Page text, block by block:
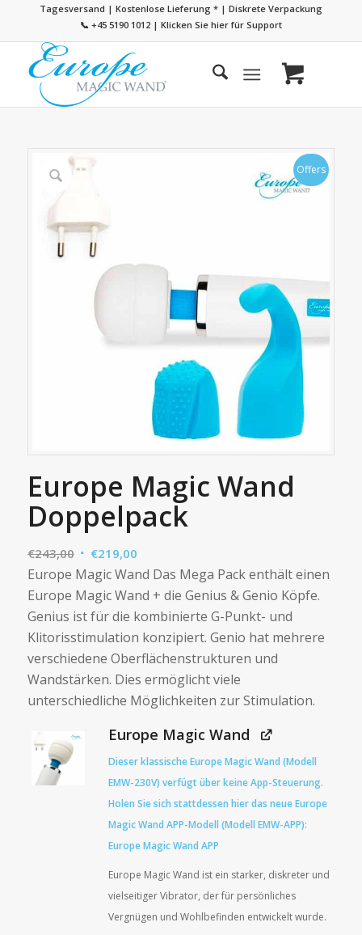
Tagesversand | Kostenlose Lieferung *| Diskrete Verpackung
📞 +45 5190 1012| Klicken Sie hier für Support
Offers
Europe Magic Wand
Doppelpack
€243,00 Ursprünglicher
Preis
war:
€243,00
€219,00Aktueller
Preis
ist:
€219,00.
Europe Magic Wand Das Mega Pack enthält einen
Europe Magic Wand + die Genius & Genio Köpfe.
Genius ist für die kombinierte G-Punkt- und
Klitorisstimulation konzipiert. Genio hat mehrere
verschiedene Oberflächenstrukturen und
Wandstärken. Dies ermöglicht viele
unterschiedliche Möglichkeiten zur Stimulation.
Europe Magic Wand
Dieser klassische Europe Magic Wand (Modell
EMW-230V) verfügt über keine App-Steuerung.
Holen Sie sich stattdessen hier das neue Europe
Magic Wand APP-Modell (Modell EMW-APP):
Europe Magic Wand APP
Europe Magic Wand ist ein starker, diskreter und
vielseitiger Vibrator, der für persönliches
Vergnügen und Wohlbefinden entwickelt wurde.